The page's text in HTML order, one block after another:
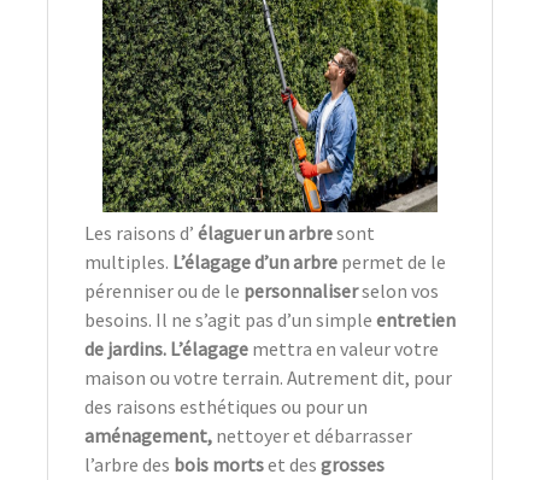
Les raisons d’ élaguer un arbresont
multiples. L’élagage d’un arbre permet de le
pérenniser ou de le personnaliserselon vos
besoins. Il ne s’agit pas d’un simple entretien
de jardins. L’élagage mettra en valeur votre
maison ou votre terrain. Autrement dit, pour
des raisons esthétiques ou pour un
aménagement, nettoyer et débarrasser
l’arbre des bois mortset des grosses